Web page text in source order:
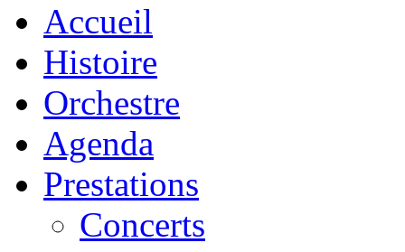
Accueil
Histoire
Orchestre
Agenda
Prestations
Concerts